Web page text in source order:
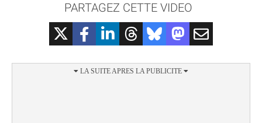
PARTAGEZ CETTE VIDEO